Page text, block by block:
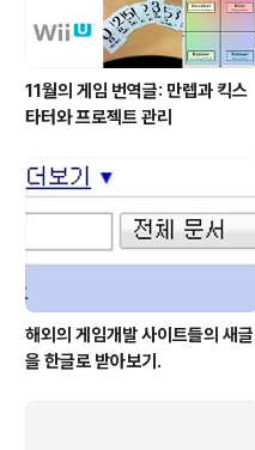
11월의 게임 번역글: 만렙과 킥스
타터와 프로젝트 관리
해외의 게임개발 사이트들의 새글
을 한글로 받아보기.